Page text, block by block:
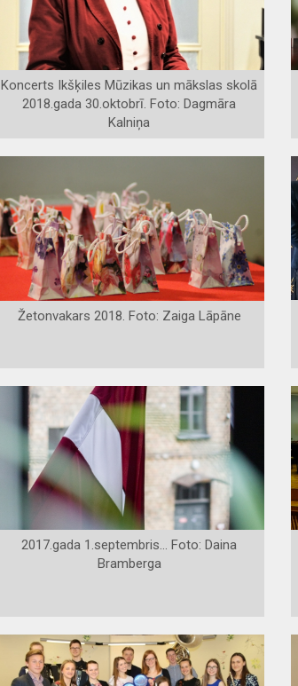
Koncerts Ikšķiles Mūzikas un mākslas skolā
2018.gada 30.oktobrī. Foto: Dagmāra
Kalniņa
Žetonvakars 2018. Foto: Zaiga Lāpāne
2017.gada 1.septembris... Foto: Daina
Bramberga